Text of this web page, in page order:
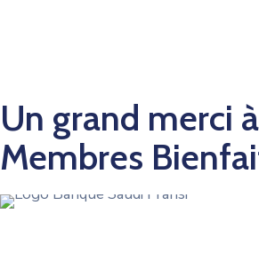
Un grand merci
Membres